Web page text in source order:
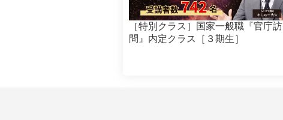
［特別クラス］国家一般職『官庁訪
問』内定クラス［３期生］